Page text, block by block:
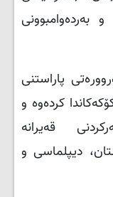
بەردەوامبوونی
پاراستنی
کردەوە و
قەیرانە
دیپلماسی و